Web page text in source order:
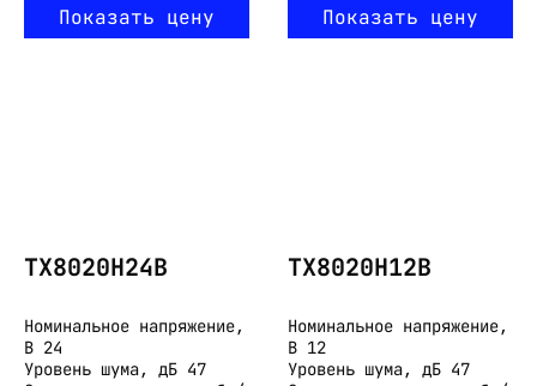
Показать цену Показать цену
TX8020H24B
Номинальное напряжение,
В 24
Уровень шума, дБ 47
TX8020H12B
Номинальное напряжение,
В 12
Уровень шума, дБ 47